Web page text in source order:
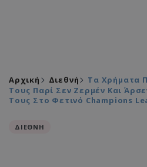
Αρχική Διεθνή
Τα Χρήματα
Τους Παρί Σεν Ζερμέν Και
Τους Στο Φετινό Champions
ΔΙΕΘΝΗ